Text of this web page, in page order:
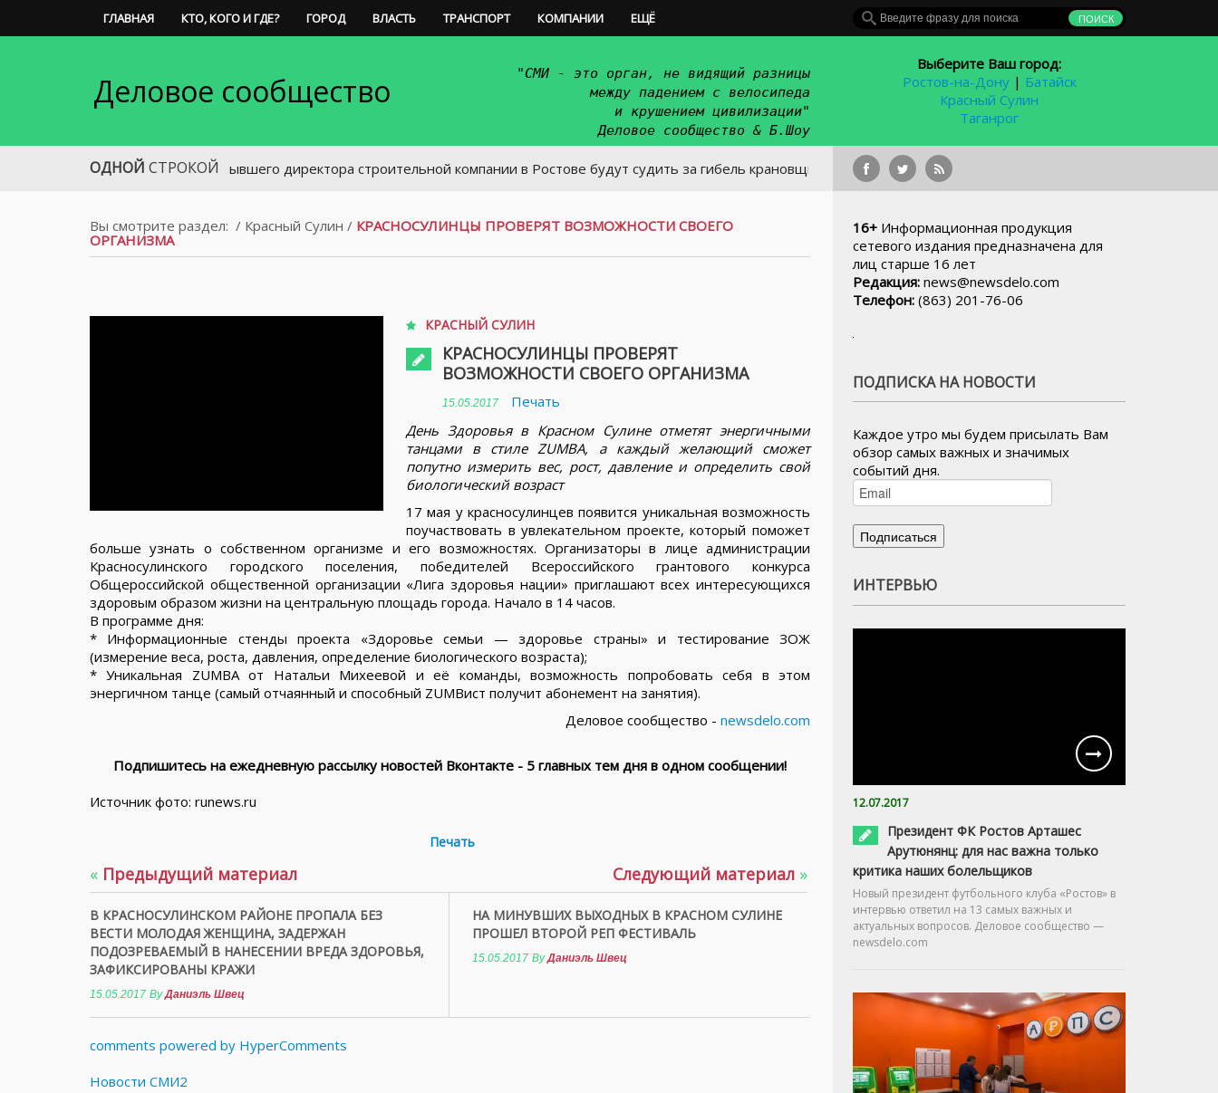
ГЛАВНАЯ КТО, КОГО И ГДЕ? ГОРОД ВЛАСТЬ ТРАНСПОРТ КОМПАНИИ ЕЩЁ
Деловое сообщество
"СМИ - это орган, не видящий разницы
между падением с велосипеда
и крушением цивилизации"
Деловое сообщество & Б.Шоу
Выберите Ваш город:
Ростов-на-Дону| Батайск
Красный Сулин
Таганрог
ОДНОЙ СТРОКОЙ
Бывшего директора строительной компании в Ростове будут судить за гибель крановщика
Вы смотрите раздел: / Красный Сулин / КРАСНОСУЛИНЦЫ ПРОВЕРЯТ ВОЗМОЖНОСТИ СВОЕГО
ОРГАНИЗМА
КРАСНЫЙ СУЛИН
КРАСНОСУЛИНЦЫ ПРОВЕРЯТ
ВОЗМОЖНОСТИ СВОЕГО ОРГАНИЗМА
15.05.2017
Печать
День Здоровья в Красном Сулине отметят энергичными
танцами в стиле ZUMBA, а каждый желающий сможет
попутно измерить вес, рост, давление и определить свой
биологический возраст
17 мая у красносулинцев появится уникальная возможность
поучаствовать в увлекательном проекте, который поможет
больше узнать о собственном организме и его возможностях. Организаторы в лице администрации
Красносулинского городского поселения, победителей Всероссийского грантового конкурса
Общероссийской общественной организации «Лига здоровья нации» приглашают всех интересующихся
здоровым образом жизни на центральную площадь города. Начало в 14 часов.
В программе дня:
* Информационные стенды проекта «Здоровье семьи — здоровье страны» и тестирование ЗОЖ
(измерение веса, роста, давления, определение биологического возраста);
* Уникальная ZUMBA от Натальи Михеевой и её команды, возможность попробовать себя в этом
энергичном танце (самый отчаянный и способный ZUMBист получит абонемент на занятия).
Деловое сообщество - newsdelo.com
Подпишитесь на ежедневную рассылку новостей Вконтакте - 5 главных тем дня в одном сообщении!
Источник фото: ruffnews.ru
Печать
« Предыдущий материал
В КРАСНОСУЛИНСКОМ РАЙОНЕ ПРОПАЛА БЕЗ
ВЕСТИ МОЛОДАЯ ЖЕНЩИНА, ЗАДЕРЖАН
ПОДОЗРЕВАЕМЫЙ В НАНЕСЕНИИ ВРЕДА ЗДОРОВЬЯ,
ЗАФИКСИРОВАНЫ КРАЖИ
15.05.2017 ByДаниэль Швец
Следующий материал »
НА МИНУВШИХ ВЫХОДНЫХ В КРАСНОМ СУЛИНЕ
ПРОШЕЛ ВТОРОЙ РЕП ФЕСТИВАЛЬ
15.05.2017 ByДаниэль Швец
comments powered by HyperComments
Новости СМИ2
16+ Информационная продукция
сетевого издания предназначена для
лиц старше 16 лет
Редакция: news@newsdelo.com
Телефон: (863) 201-76-06
ПОДПИСКА НА НОВОСТИ
Каждое утро мы будем присылать Вам
обзор самых важных и значимых
событий дня.
ИНТЕРВЬЮ
12.07.2017
Президент ФК Ростов Арташес
Арутюнянц: для нас важна только
критика наших болельщиков
Новый президент футбольного клуба «Ростов» в
интервью ответил на 13 самых важных и
актуальных вопросов. Деловое сообщество —
newsdelo.com